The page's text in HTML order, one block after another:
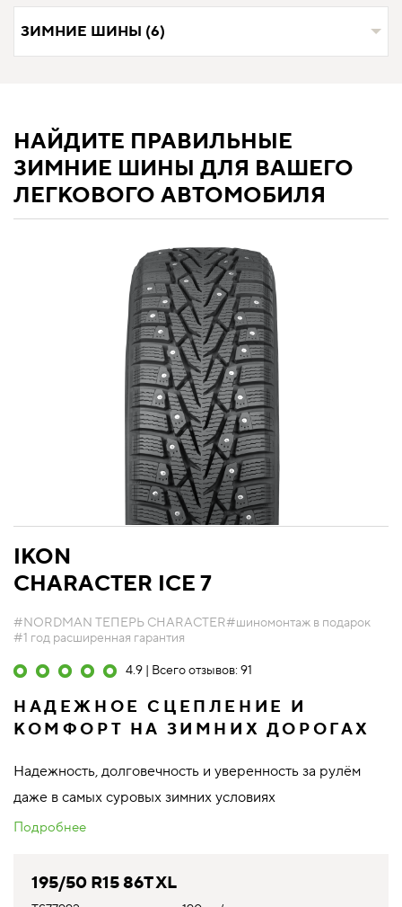
ЗИМНИЕ ШИНЫ (6)
НАЙДИТЕ ПРАВИЛЬНЫЕ
ЗИМНИЕ ШИНЫ ДЛЯ ВАШЕГО
ЛЕГКОВОГО АВТОМОБИЛЯ
IKON
CHARACTER ICE 7
#NORDMAN ТЕПЕРЬ CHARACTER#шиномонтаж в подарок
#1 год расширенная гарантия
4.9 | Всего отзывов: 91
НАДЕЖНОЕ СЦЕПЛЕНИЕ И
КОМФОРТ НА ЗИМНИХ ДОРОГАХ
Надежность, долговечность и уверенность за рулём
даже в самых суровых зимних условиях
Подробнее
195/50 R15 86T XL